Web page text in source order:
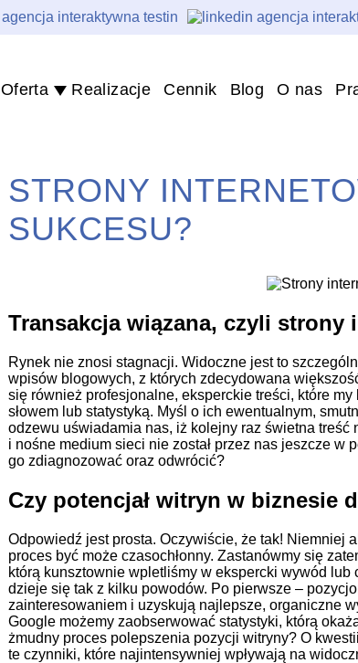
Oferta Realizacje Cennik Blog O nas
STRONY
SUKCESU?
Transakcja wiązana, czyli strony
Rynek nie znosi stagnacji. Widoczne jest to
wpisów blogowych, z których zdecydowana
się również profesjonalne, eksperckie treści, które
słowem lub statystyką. Myśl o ich ewentualnym,
odzewu uświadamia nas, iż kolejny raz świetna treść
i nośne medium sieci nie został przez nas jeszcze w
go zdiagnozować oraz odwrócić?
Czy potencjał witryn w biznesie
Odpowiedź jest prosta. Oczywiście, że tak! Niemniej
proces być może czasochłonny. Zastanówmy się
którą kunsztownie wpletliśmy w ekspercki wywód
dzieje się tak z kilku powodów. Po pierwsze –
zainteresowaniem i uzyskują najlepsze, organiczne
Google możemy zaobserwować statystyki, którą
żmudny proces polepszenia pozycji witryny? O
te czynniki, które najintensywniej wpływają na